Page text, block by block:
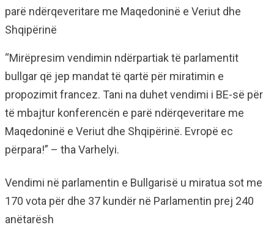
parë ndërqeveritare me Maqedoninë e Veriut dhe
Shqipërinë
“Mirëpresim vendimin ndërpartiak të parlamentit
bullgar që jep mandat të qartë për miratimin e
propozimit francez. Tani na duhet vendimi i BE-së për
të mbajtur konferencën e parë ndërqeveritare me
Maqedoninë e Veriut dhe Shqipërinë. Evropë ec
përpara!” – tha Varhelyi.
Vendimi në parlamentin e Bullgarisë u miratua sot me
170 vota për dhe 37 kundër në Parlamentin prej 240
anëtarësh